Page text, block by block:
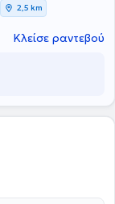
2,5 km
Κλείσε ραντεβού